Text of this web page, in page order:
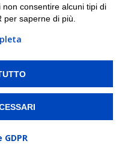
1494760 | Cap.Soc.: 50.000€ |
Preferenze Cookies
spedire i tuoi pacchi.
consentire alcuni tipi di
saperne di più.